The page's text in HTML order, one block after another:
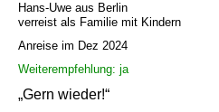
Hans-Uwe aus Berlin
verreist als Familie mit Kindern
Anreise im Dez 2024
Weiterempfehlung: ja
„Gern wieder!“